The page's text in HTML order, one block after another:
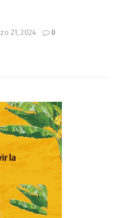
21, 2024 0